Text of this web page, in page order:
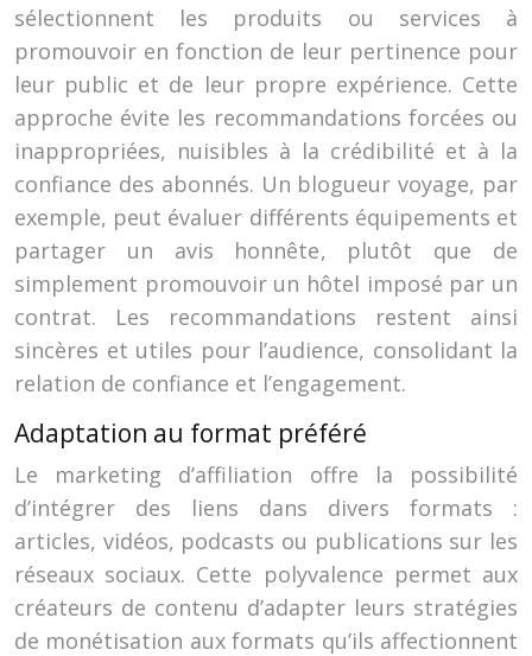
sélectionnent les produits ou services à
promouvoir en fonction de leur pertinence pour
leur public et de leur propre expérience. Cette
approche évite les recommandations forcées ou
inappropriées, nuisibles à la crédibilité et à la
confiance des abonnés. Un blogueur voyage, par
exemple, peut évaluer différents équipements et
partager un avis honnête, plutôt que de
simplement promouvoir un hôtel imposé par un
contrat. Les recommandations restent ainsi
sincères et utiles pour l’audience, consolidant la
relation de confiance et l’engagement.
Adaptation au format préféré
Le marketing d’affiliation offre la possibilité
d’intégrer des liens dans divers formats :
articles, vidéos, podcasts ou publications sur les
réseaux sociaux. Cette polyvalence permet aux
créateurs de contenu d’adapter leurs stratégies
de monétisation aux formats qu’ils affectionnent